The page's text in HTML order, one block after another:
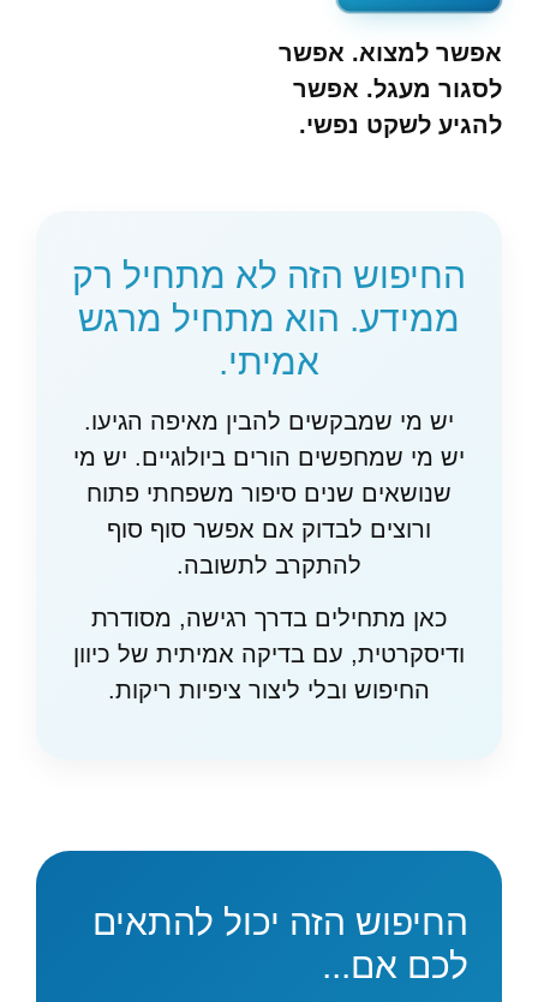
אפשר למצוא. אפשר
לסגור מעגל. אפשר
להגיע לשקט נפשי.
החיפוש הזה לא מתחיל רק
ממידע. הוא מתחיל מרגש
אמיתי.
יש מי שמבקשים להבין מאיפה הגיעו.
יש מי שמחפשים הורים ביולוגיים. יש מי
שנושאים שנים סיפור משפחתי פתוח
ורוצים לבדוק אם אפשר סוף סוף
להתקרב לתשובה.
כאן מתחילים בדרך רגישה, מסודרת
ודיסקרטית, עם בדיקה אמיתית של כיוון
החיפוש ובלי ליצור ציפיות ריקות.
החיפוש הזה יכול להתאים
לכם אם...